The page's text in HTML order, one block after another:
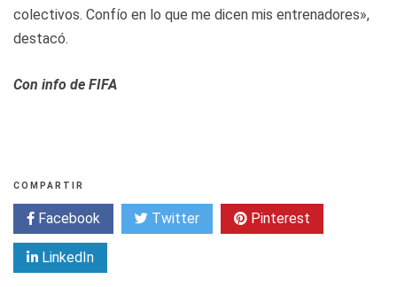
colectivos. Confío en lo que me dicen mis entrenadores»,
destacó.
Con info de FIFA
COMPARTIR
Facebook Twitter Pinterest
LinkedIn